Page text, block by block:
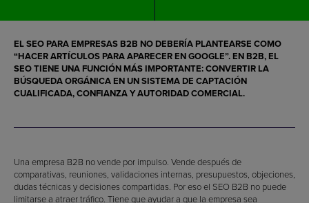
EL SEO PARA EMPRESAS B2B NO DEBERÍA PLANTEARSE COMO
“HACER ARTÍCULOS PARA APARECER EN GOOGLE”. EN B2B, EL
SEO TIENE UNA FUNCIÓN MÁS IMPORTANTE: CONVERTIR LA
BÚSQUEDA ORGÁNICA EN UN SISTEMA DE CAPTACIÓN
CUALIFICADA, CONFIANZA Y AUTORIDAD COMERCIAL.
Una empresa B2B no vende por impulso. Vende después de
comparativas, reuniones, validaciones internas, presupuestos, objeciones,
dudas técnicas y decisiones compartidas. Por eso el SEO B2B no puede
limitarse a atraer tráfico. Tiene que ayudar a que la empresa sea